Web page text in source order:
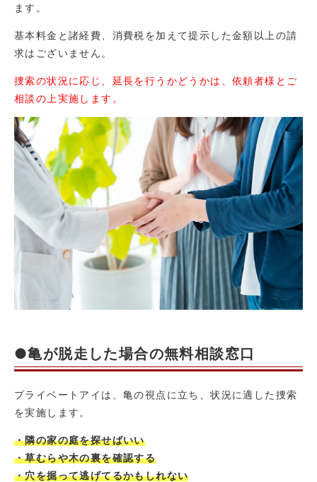
ます。
基本料金と諸経費、消費税を加えて提示した金額以上の請
求はございません。
捜索の状況に応じ、延長を行うかどうかは、依頼者様とご
相談の上実施します。
●亀が脱走した場合の無料相談窓口
プライベートアイは、亀の視点に立ち、状況に適した捜索
を実施します。
・隣の家の庭を探せばいい
・草むらや木の裏を確認する
・穴を掘って逃げてるかもしれない